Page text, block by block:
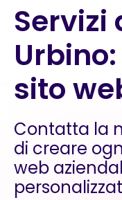
Servizi
sito
Contatta la
di creare
web